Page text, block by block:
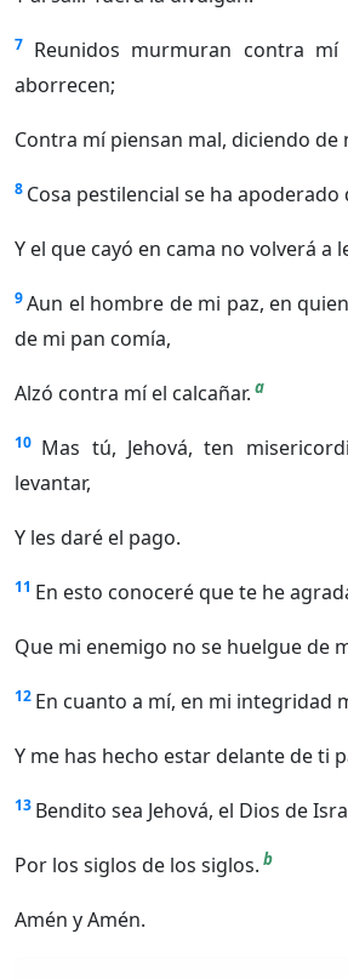
7 Reunidos murmuran contra
aborrecen;
Contra mí piensan mal, diciendo de
8 Cosa pestilencial se ha apoderado
Y el que cayó en cama no volverá a
9 Aun el hombre de mi paz, en
de mi pan comía,
Alzó contra mí el calcañar. a
10 Mas tú, Jehová, ten
levantar,
Y les daré el pago.
11 En esto conoceré que te he
Que mi enemigo no se huelgue de
12 En cuanto a mí, en mi integridad
Y me has hecho estar delante de ti
13 Bendito sea Jehová, el Dios de
Por los siglos de los siglos. b
Amén y Amén.